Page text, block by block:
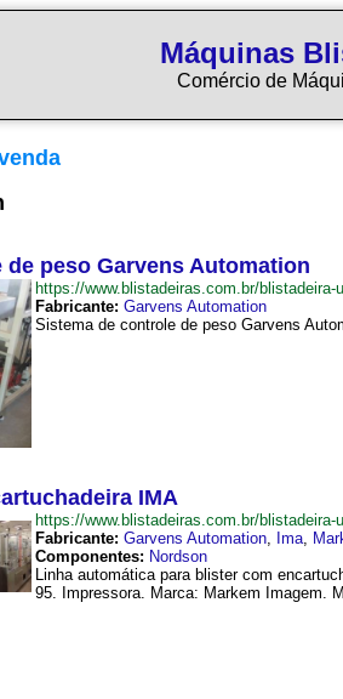
Máquinas
Comércio de
peso Garvens Automation
https://www.blistadeiras.com.br/
Fabricante: Garvens Automation
Sistema de controle de peso Garvens
IMA
https://www.blistadeiras.com.br/
Fabricante: Garvens Automation, Ima,
Componentes: Nordson
Linha automática para blister com
95. Impressora. Marca: Markem Imagem.